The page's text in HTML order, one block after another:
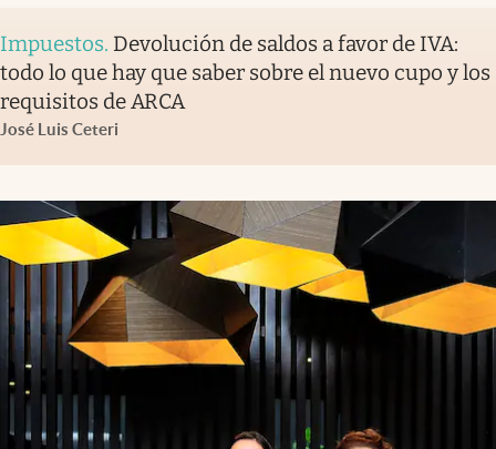
Impuestos. Devolución de saldos a favor de IVA:
todo lo que hay que saber sobre el nuevo cupo y los
requisitos de ARCA
José Luis Ceteri